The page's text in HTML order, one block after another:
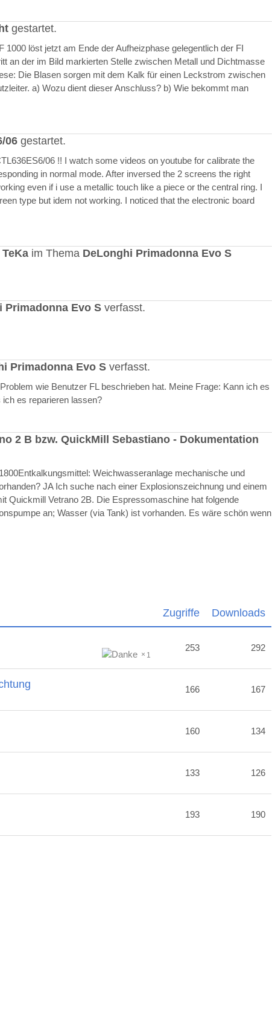
gestartet.
löst jetzt am Ende der Aufheizphase gelegentlich der FI
an der im Bild markierten Stelle zwischen Metall und Dichtmasse
Die Blasen sorgen mit dem Kalk für einen Leckstrom zwischen
a) Wozu dient dieser Anschluss? b) Wie bekommt man
06 gestartet.
06 !! I watch some videos on youtube for calibrate the
in normal mode. After inversed the 2 screens the right
even if i use a metallic touch like a piece or the central ring. I
type but idem not working. I noticed that the electronic board
TeKa im Thema DeLonghi Primadonna Evo S
Primadonna Evo S verfasst.
Primadonna Evo S verfasst.
wie Benutzer FL beschrieben hat. Meine Frage: Kann ich es
es reparieren lassen?
2 B bzw. QuickMill Sebastiano - Dokumentation
Weichwasseranlage mechanische und
JA Ich suche nach einer Explosionszeichnung und einem
Quickmill Vetrano 2B. Die Espressomaschine hat folgende
an; Wasser (via Tank) ist vorhanden. Es wäre schön wenn
Zugriffe Downloads
1
253 292
166 167
160 134
133 126
193 190